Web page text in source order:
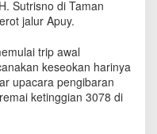
Sutrisno di Taman
jalur Apuy.
trip awal
keseokan harinya
upacara pengibaran
ketinggian 3078 di